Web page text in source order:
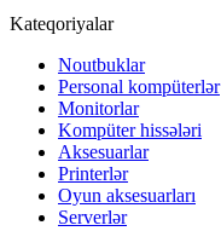
Kateqoriyalar
Noutbuklar
Personal kompüterlər
Monitorlar
Kompüter hissələri
Aksesuarlar
Printerlər
Oyun aksesuarları
Serverlər